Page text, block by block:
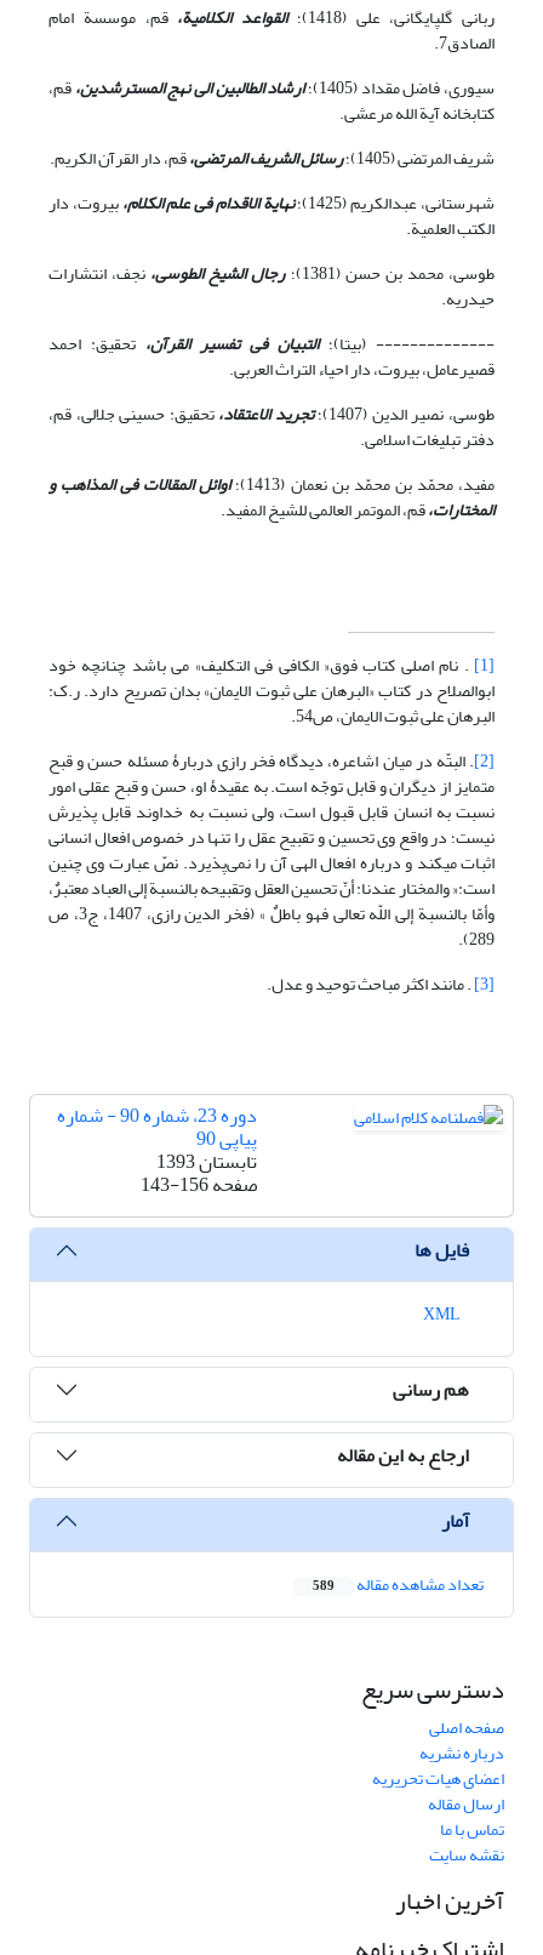
ربانی گلپایگانی، علی (1418)؛
القواعد الکلامیة، قم، موسسة امام
الصادق7.
سیوری، فاضل مقداد (1405)؛
ارشاد الطالبین الى نهج المسترشدین،قم،
کتابخانه آیة الله مرعشی.
شریف المرتضی (1405)؛
رسائل الشریف المرتضی،قم، دار القرآن الکریم.
شهرستانى، عبدالکریم (1425)؛
‏نهایة الاقدام فی علم الکلام‏،بیروت‏، دار
الکتب العلمیة.
طوسى، محمد بن حسن (1381)؛
رجال الشیخ الطوسی،نجف، انتشارات
حیدریه.
-------------- (بی‏تا)؛التبیان فی تفسیر القرآن، تحقیق: احمد
قصیرعامل، بیروت، دار احیاء التراث العربى.
طوسى،‏ نصیر الدین (1407)؛
تجرید الاعتقاد،تحقیق: حسینی جلالی،‏ قم،
دفتر تبلیغات اسلامی.
مفید، محمّد بن محمّد بن نعمان (1413)؛
اوائل المقالات فی المذاهب و
المختارات،قم، الموتمر العالمی للشیخ المفید.
[1] . نام اصلی کتاب فوق« الکافی فی التکلیف» می باشد چنانچه خود
ابوالصلاح در کتاب «البرهان علی ثبوت الایمان» بدان تصریح دارد. ر.ک:
البرهان علی ثبوت الایمان، ص54.
[2] . البتّه در میان اشاعره، دیدگاه فخر رازی دربارۀ مسئله حسن و قبح
متمایز از دیگران و قابل توجّه است. به عقیدۀ او، حسن و قبح عقلی امور
نسبت به انسان‌ قابل قبول است، ولی نسبت به خداوند قابل پذیرش
نیست؛ در واقع وی تحسین و تقبیح عقل را تنها در خصوص افعال انسانی
اثبات می‏کند و درباره افعال الهی آن را نمی‌پذیرد. نصّ عبارت وی چنین
است:« والمختار عندنا: أنّ تحسین العقل وتقبیحه بالنسبة إلی العباد معتبرٌ،
وأمّا بالنسبة إلی اللّه تعالی فهو باطلٌ » (فخر الدین رازی، 1407، ج3، ص
289).
[3] . مانند اکثر مباحث توحید و عدل.
دوره 23، شماره 90 - شماره
پیاپی 90
تابستان 1393
صفحه143-156
فایل ها
هم رسانی
ارجاع به این مقاله
آمار
تعداد مشاهده مقاله 589
دسترسی سریع
صفحه اصلی
درباره نشریه
اعضای هیات تحریریه
ارسال مقاله
تماس با ما
نقشه سایت
آخرین اخبار